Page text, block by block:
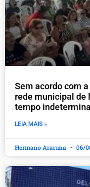
​Sem acordo com
rede municipal de
tempo
LEIA MAIS »
Hermano Araruna 06/